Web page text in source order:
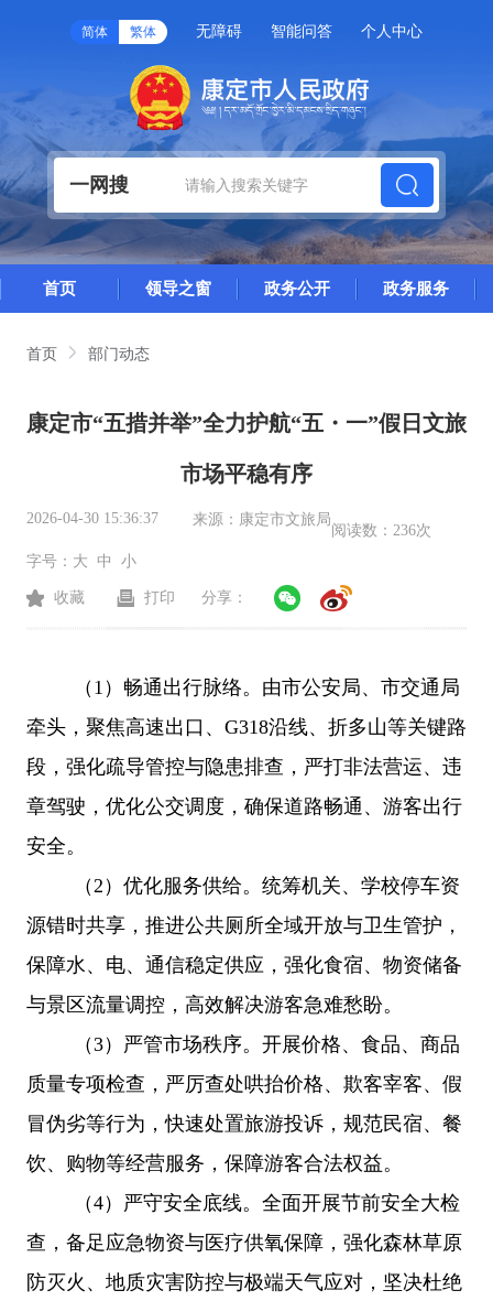
简体 繁体 无障碍 智能问答 个人中心
一网搜
首页 领导之窗 政务公开 政务服务
首页 部门动态
康定市“五措并举”全力护航“五・一”假日文旅
市场平稳有序
2026-04-30 15:36:37 来源： 康定市文旅局
阅读数： 236次
字号： 大 中 小
收藏 打印 分享：
（ 1 ）畅通出行脉络。由市公安局、市交通局
牵头，聚焦高速出口、 G318沿线、折多山等关键路
段，强化疏导管控与隐患排查，严打非法营运、违
章驾驶，优化公交调度，确保道路畅通、游客出行
安全。
（ 2 ）优化服务供给。统筹机关、学校停车资
源错时共享，推进公共厕所全域开放与卫生管护，
保障水、电、通信稳定供应，强化食宿、物资储备
与景区流量调控，高效解决游客急难愁盼。
（3）严管市场秩序。开展价格、食品、商品
质量专项检查，严厉查处哄抬价格、欺客宰客、假
冒伪劣等行为，快速处置旅游投诉，规范民宿、餐
饮、购物等经营服务，保障游客合法权益。
（4）严守安全底线。全面开展节前安全大检
查，备足应急物资与医疗供氧保障，强化森林草原
防灭火、地质灾害防控与极端天气应对，坚决杜绝